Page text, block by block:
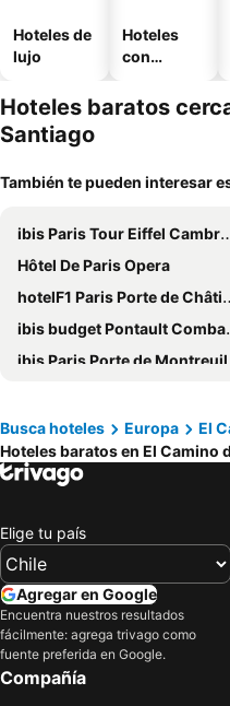
Hoteles de
lujo
Hoteles
con
Hoteles baratos
Santiago
También te pueden interesar
ibis Paris Tour Eiffel Cambronne 15ème
Hôtel De Paris Opera
hotelF1 Paris Porte de Châtillon
ibis budget Pontault Combault RN4 Marne la Vallée
ibis Paris Porte de Montreuil
Holiday Inn Paris - Montmartre By Ihg
Hotel Victoria
Novotel Paris Centre Gare Montparnasse
ibis Styles Paris Meteor Avenue d'Italie
Paris Rooms & Dreams Hotel
Hôtel 3* Provinces Opéra - Vacances Bleues
Grand Hotel Nouvel Opera
Nouvel Hotel Eiffel
Busca hoteles Europa
El
Hoteles baratos en El Camino
Elige tu país
Agregar en Google
Encuentra nuestros resultados
fácilmente: agrega trivago como
fuente preferida en Google.
Compañía